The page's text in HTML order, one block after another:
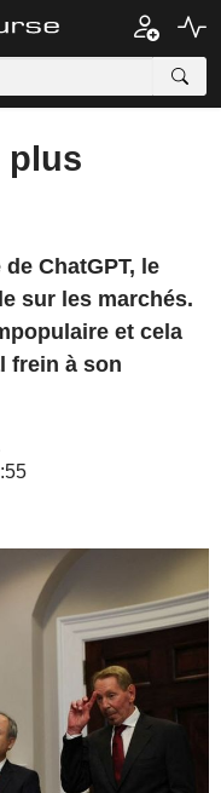
plus
ChatGPT, le
sur les marchés.
et cela
frein à son